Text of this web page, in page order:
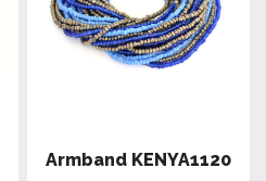
Armband KENYA1120